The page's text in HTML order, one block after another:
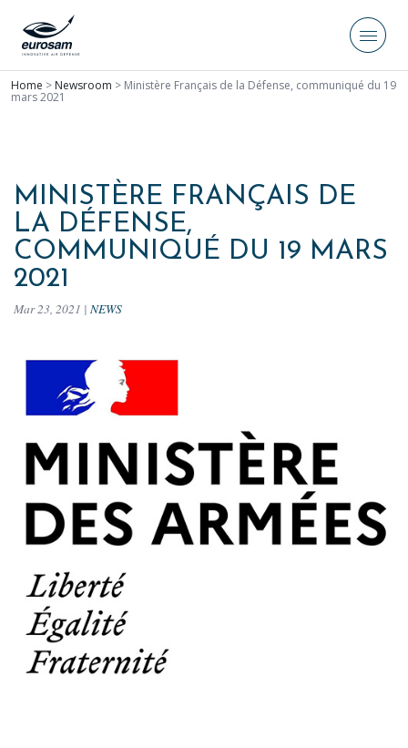
Home > Newsroom > Ministère Français de la Défense, communiqué du 19
mars 2021
MINISTÈRE FRANÇAIS DE
LA DÉFENSE,
COMMUNIQUÉ DU 19 MARS
2021
Mar 23, 2021 | NEWS